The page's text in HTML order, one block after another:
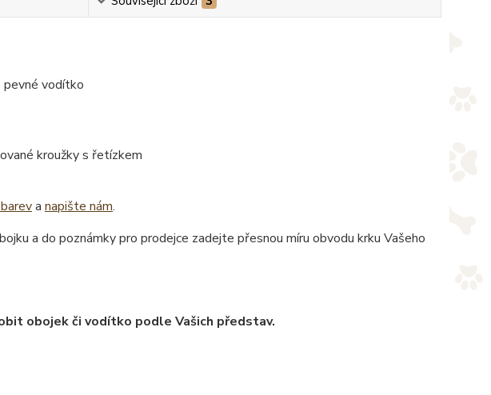
pevné vodítko
kroužky s řetízkem
a napište nám.
a do poznámky pro prodejce zadejte přesnou míru obvodu krku Vašeho
obojek či vodítko podle Vašich představ.